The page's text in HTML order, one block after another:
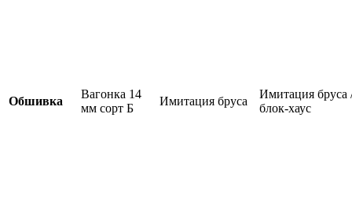
Обшивка
Вагонка 14
мм сорт Б
Имитация бруса
Имитация бруса
блок-хаус